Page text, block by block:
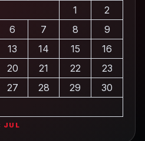
1
2
6 7 8
9
13 14 15
16
20 21 22
23
27 28 29
30
JUL